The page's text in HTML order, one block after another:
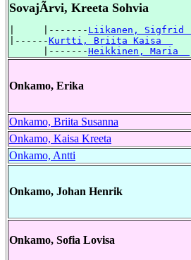
SovajÃrvi, Kreeta Sohvia
|     |------- Liikanen, Sigfrid
|------Kurtti, Briita Kaisa
      |-------
Heikkinen, Maria
Onkamo, Erika
Onkamo, Briita Susanna
Onkamo, Kaisa Kreeta
Onkamo, Antti
Onkamo, Johan Henrik
Onkamo, Sofia Lovisa